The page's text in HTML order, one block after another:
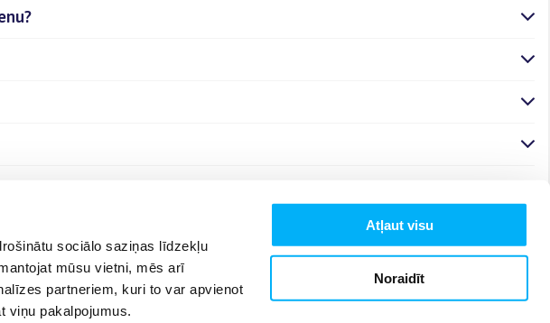
sociālo saziņas līdzekļu
mūsu vietni, mēs arī
partneriem, kuri to var apvienot
viņu pakalpojumus.
Atļaut visu
Noraidīt